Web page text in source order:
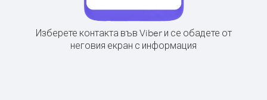
Изберете контакта във Viber и се обадете от
неговия екран с информация